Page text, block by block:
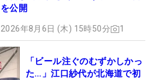
を公開
2026年8月6日 (木) 15時50分 1
「ビール注ぐのむずかしかっ
た…」江口紗代が北海道で初